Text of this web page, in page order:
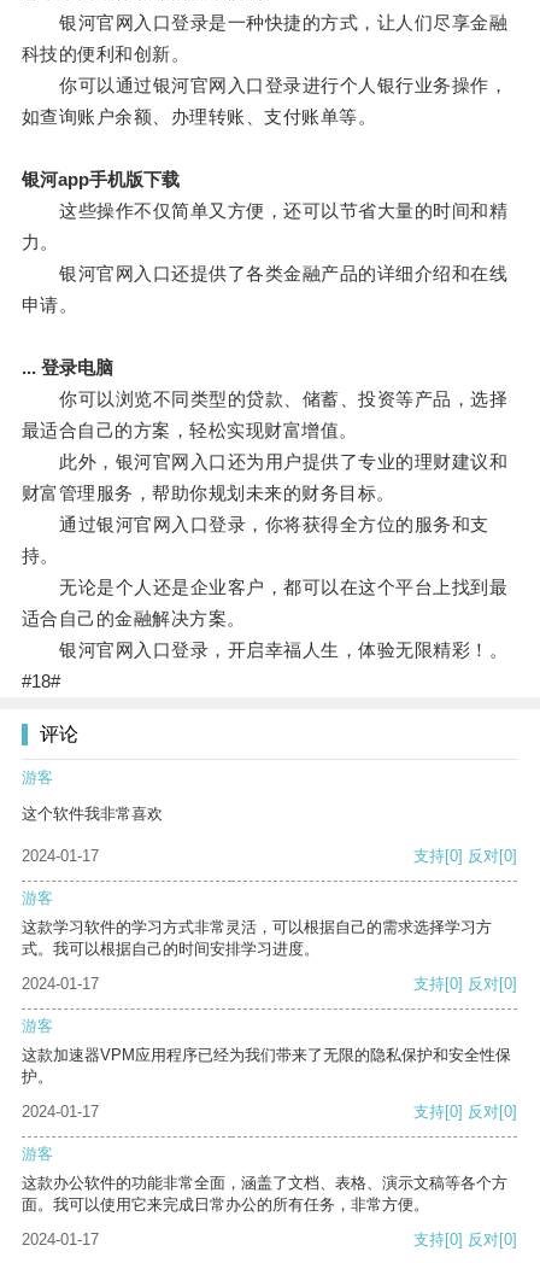
银河官网入口登录是一种快捷的方式，让人们尽享金融
科技的便利和创新。
你可以通过银河官网入口登录进行个人银行业务操作，
如查询账户余额、办理转账、支付账单等。
银河app手机版下载
这些操作不仅简单又方便，还可以节省大量的时间和精
力。
银河官网入口还提供了各类金融产品的详细介绍和在线
申请。
... 登录电脑
你可以浏览不同类型的贷款、储蓄、投资等产品，选择
最适合自己的方案，轻松实现财富增值。
此外，银河官网入口还为用户提供了专业的理财建议和
财富管理服务，帮助你规划未来的财务目标。
通过银河官网入口登录，你将获得全方位的服务和支
持。
无论是个人还是企业客户，都可以在这个平台上找到最
适合自己的金融解决方案。
银河官网入口登录，开启幸福人生，体验无限精彩！。
#18#
评论
游客
这个软件我非常喜欢
2024-01-17 支持[0] 反对[0]
游客
这款学习软件的学习方式非常灵活，可以根据自己的需求选择学习方
式。我可以根据自己的时间安排学习进度。
2024-01-17
支持[0] 反对[0]
游客
这款加速器VPM应用程序已经为我们带来了无限的隐私保护和安全性保
护。
2024-01-17
支持[0] 反对[0]
游客
这款办公软件的功能非常全面，涵盖了文档、表格、演示文稿等各个方
面。我可以使用它来完成日常办公的所有任务，非常方便。
2024-01-17
支持[0] 反对[0]